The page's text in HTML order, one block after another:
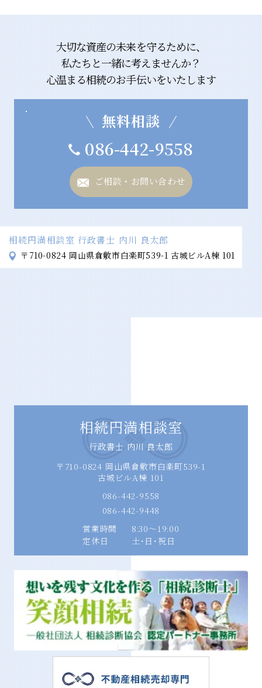
大切な資産の未来を守るために、
私たちと一緒に考えませんか？
心温まる相続のお手伝いをいたします
無料相談
086-442-9558
ご相談・お問い合わせ
相続円満相談室 行政書士 内川 良太郎
〒710-0824 岡山県倉敷市白楽町539-1 古城ビルA棟 101
相続円満相談室
行政書士 内川 良太郎
〒710-0824 岡山県倉敷市白楽町539-1
古城ビルA棟 101
086-442-9558
086-442-9448
営業時間
8:30〜19:00
定休日
土･日･祝日